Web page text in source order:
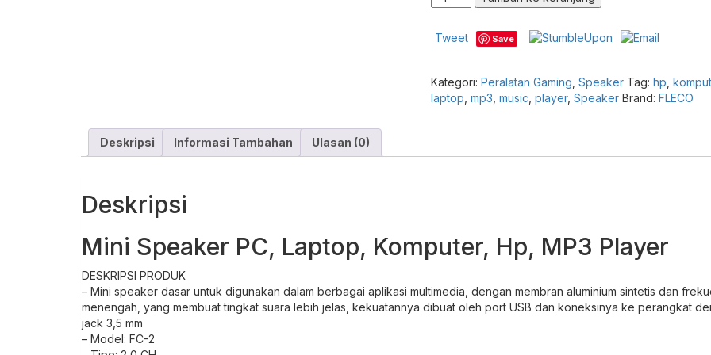
FLECO
005
Laptop
Gaming
Sound
Notebook
TV
Tweet Save
Kategori: Peralatan Gaming Speaker Tag: hp
laptop mp3 music player, Speaker Brand: FLECO
Deskripsi Informasi Tambahan Ulasan (0)
Deskripsi
Mini Speaker PC, Laptop, Komputer, Hp, MP3 Player
DESKRIPSI PRODUK
– Mini speaker dasar untuk digunakan dalam berbagai aplikasi multimedia, dengan membran aluminium sintetis dan
menengah, yang membuat tingkat suara lebih jelas, kekuatannya dibuat oleh port USB dan koneksinya ke perangkat
jack 3,5 mm
– Model: FC-2